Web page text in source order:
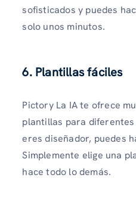
sofisticados y puedes
solo unos minutos.
6. Plantillas fáciles
Pictory La IA te ofrece
plantillas para
eres diseñador, puedes
Simplemente elige una
hace todo lo demás.